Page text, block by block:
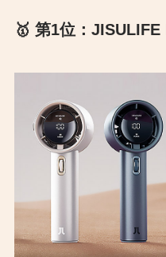
🥇 第1位：